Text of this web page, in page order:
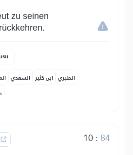
zu seinen
السعدي ابن كثير الطبري
10: 84